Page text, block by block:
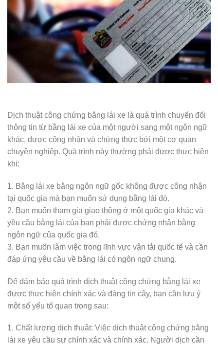
Dịch thuật công chứng bằng lái xe là quá trình chuyển đổi
thông tin từ bằng lái xe của một người sang một ngôn ngữ
khác, được công nhận và chứng thực bởi một cơ quan
chuyên nghiệp. Quá trình này thường phải được thực hiện
khi:
1. Bằng lái xe bằng ngôn ngữ gốc không được công nhận
tại quốc gia mà bạn muốn sử dụng bằng lái đó.
2. Bạn muốn tham gia giao thông ở một quốc gia khác và
yêu cầu bằng lái của bạn phải được chứng nhận bằng
ngôn ngữ của quốc gia đó.
3. Bạn muốn làm việc trong lĩnh vực vận tải quốc tế và cần
đáp ứng yêu cầu về bằng lái có ngôn ngữ chung.
Để đảm bảo quá trình dịch thuật công chứng bằng lái xe
được thực hiện chính xác và đáng tin cậy, bạn cần lưu ý
một số yếu tố quan trọng sau:
1. Chất lượng dịch thuật: Việc dịch thuật công chứng bằng
lái xe yêu cầu sự chính xác và chính xác. Người dịch cần